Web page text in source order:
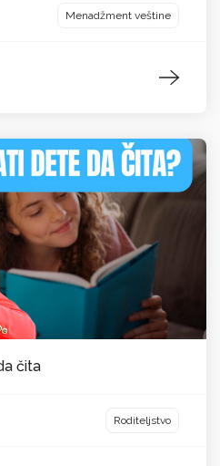
Menadžment veštine
čita
Roditeljstvo